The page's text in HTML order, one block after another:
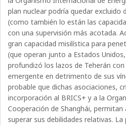
plan nuclear podría quedar excluido
(como también lo están las
con una supervisión más acotada.
gran capacidad misilística para
(que operan junto a Estados
profundizó los lazos de Teherán
emergente en detrimento de sus
probable que dichas asociaciones,
incorporación al BRICS+ y a la
Cooperación de Shanghái,
superar sus debilidades relativas.